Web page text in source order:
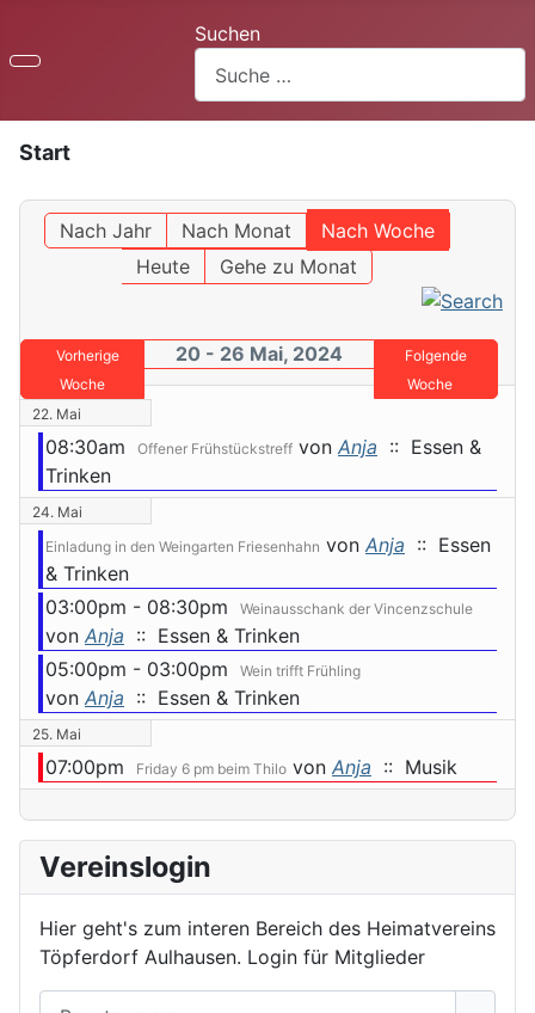
Suchen
Start
Nach Jahr Nach Monat
Nach Woche
Heute
Gehe zu Monat
Vorherige
Woche
20 - 26 Mai, 2024
Folgende
Woche
22. Mai
08:30am Offener Frühstückstreff von Anja :: Essen &
Trinken
24. Mai
Einladung in den Weingarten Friesenhahn von Anja :: Essen
& Trinken
03:00pm - 08:30pm
Weinausschank der Vincenzschule
von Anja :: Essen & Trinken
05:00pm - 03:00pm
Wein trifft Frühling
von Anja :: Essen & Trinken
25. Mai
07:00pm Friday 6 pm beim Thilo von Anja :: Musik
Vereinslogin
Hier geht's zum interen Bereich des Heimatvereins
Töpferdorf Aulhausen. Login für Mitglieder